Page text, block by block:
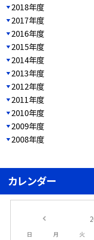
2018年度
2017年度
2016年度
2015年度
2014年度
2013年度
2012年度
2011年度
2010年度
2009年度
2008年度
カレンダー
日 月 火